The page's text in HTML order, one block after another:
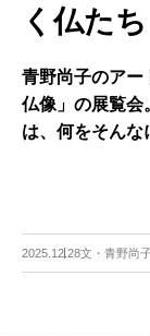
く仏たち
青野尚子のアー
仏像」の展覧会
は、何をそんな
2025.12.28文・青野尚